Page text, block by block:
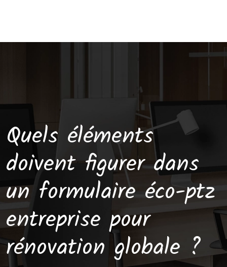
Quels éléments
doivent figurer dans
un formulaire éco-ptz
entreprise pour
rénovation globale ?